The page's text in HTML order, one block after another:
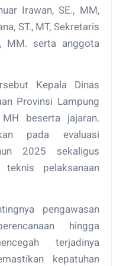
Irawan, SE., MM,
ST., MT, Sekretaris
MM. serta anggota
Kepala Dinas
Provinsi Lampung
MH beserta jajaran.
pada evaluasi
2025 sekaligus
pelaksanaan
pengawasan
hingga
terjadinya
kepatuhan